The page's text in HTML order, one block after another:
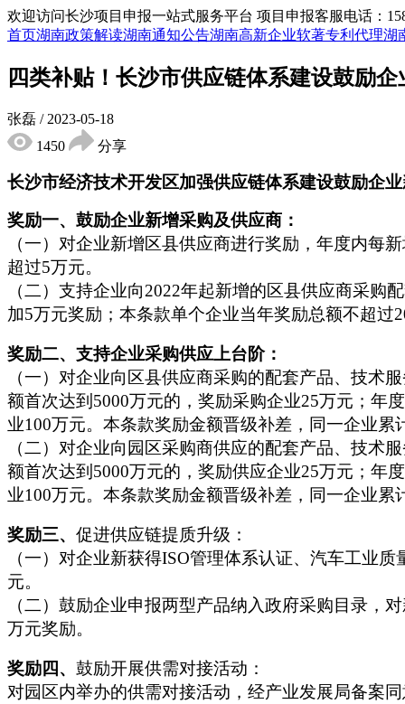
欢迎访问长沙项目申报一站式服务平台 项目申报客服电话：
首页湖南政策解读湖南通知公告湖南高新企业软著专利代理湖
四类补贴！长沙市供应链体系建设鼓励
张磊 / 2023-05-18
1450
分享
长沙市经济技术开发区加强供应链体系建设鼓励企
奖励一、鼓励企业新增采购及供应商：
（一）对企业新增区县供应商进行奖励，年度内每
超过5万元。
（二）支持企业向2022年起新增的区县供应商采
加5万元奖励；本条款单个企业当年奖励总额不超过
奖励二、 支持企业采购供应上台阶：
（一）对企业向区县供应商采购的配套产品、技术
额首次达到5000万元的，奖励采购企业25万元；年
业100万元。本条款奖励金额晋级补差，同一企业累
（二）对企业向园区采购商供应的配套产品、技术
额首次达到5000万元的，奖励供应企业25万元；年
业100万元。本条款奖励金额晋级补差，同一企业累
奖励三、 促进供应链提质升级：
（一）对企业新获得ISO管理体系认证、汽车工业
元。
（二）鼓励企业申报两型产品纳入政府采购目录，
万元奖励。
奖励四、 鼓励开展供需对接活动：
对园区内举办的供需对接活动，经产业发展局备案